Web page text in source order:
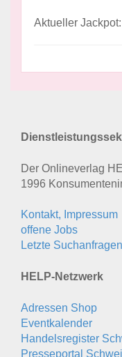
Aktueller
Der Onlineverlag
1996
Kontakt, Impressum
offene Jobs
Letzte Suchanfragen
HELP-Netzwerk
Adressen Shop
Eventkalender
Handelsregister
Presseportal